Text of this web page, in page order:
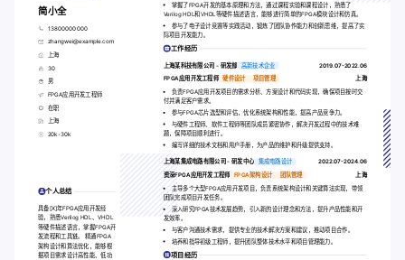
简小全
13800000000
zhangwei@example.com
上海
30
男
FPGA应用开发工程师
在职
上海
20k-30k
个人总结
具备[X]年FPGA应用开发经
验，熟悉Verilog HDL、VHDL
等硬件描述语言，掌握FPGA开
发流程和工具链。 精通FPGA
架构设计和算法优化，能够根
据项目需求设计高性能、低功
掌握了FPGA开发的基本原理和方法，通过课程实验和课程设计，熟悉了
Verilog HDL和VHDL等硬件描述语言，能够进行简单的FPGA模块设计和仿真。
参与了电子设计竞赛等实践活动，锻炼了团队协作能力和创新思维，提高了实
际项目开发能力。
工作经历
上海某科技有限公司 - 研发部 高新技术企业 2019.07-2022.06
FPGA应用开发工程师 硬件设计 项目管理
上海
负责FPGA应用开发项目的需求分析、方案设计和代码实现，确保项目按时交
付并满足客户需求。
参与FPGA芯片选型和评估，优化系统架构和性能，提高产品竞争力。
与硬件工程师、软件工程师等团队成员紧密协作，解决开发过程中的技术难
题，保障项目顺利进行。
编写详细的技术文档和用户手册，为产品的维护和升级提供支持。
上海某集成电路有限公司 - 研发中心 集成电路设计 2022.07-2024.06
资深FPGA应用开发工程师 FPGA架构设计 团队管理 上海
主导多个大型FPGA应用开发项目，负责系统架构设计和关键算法实现，带领
团队完成项目开发任务。
深入研究FPGA技术发展趋势，引入新的设计理念和方法，提升产品性能和开
发效率。
与客户沟通技术需求，提供专业的技术解决方案和建议，推动项目合作。
培养和指导初级工程师，提升团队整体技术水平和项目管理能力。
项目经历